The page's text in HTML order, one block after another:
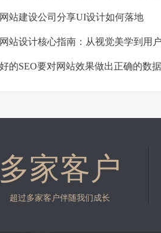
网站建设公司分享UI设计如何落地
网站设计核心指南：从视觉美学到用
好的SEO要对网站效果做出正确的数
多家客户
超过多家客户伴随我们成长